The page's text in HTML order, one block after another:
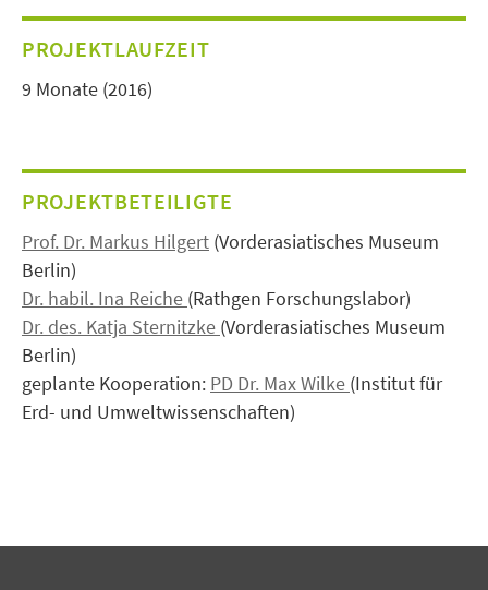
PROJEKTLAUFZEIT
9 Monate (2016)
PROJEKTBETEILIGTE
Prof. Dr. Markus Hilgert (Vorderasiatisches Museum
Berlin)
Dr. habil. Ina Reiche (Rathgen Forschungslabor)
Dr. des. Katja Sternitzke (Vorderasiatisches Museum
Berlin)
geplante Kooperation: PD Dr. Max Wilke (Institut für
Erd- und Umweltwissenschaften)